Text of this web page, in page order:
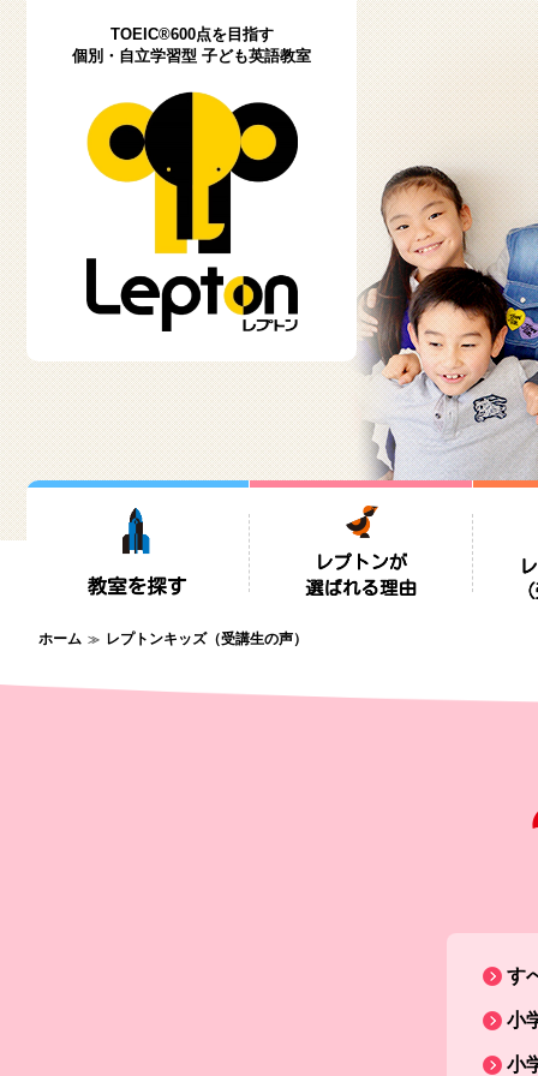
TOEIC®600点を目指す
個別・自立学習型 子ども英語教室
ホーム レプトンキッズ（受講生の声）
す
小
小